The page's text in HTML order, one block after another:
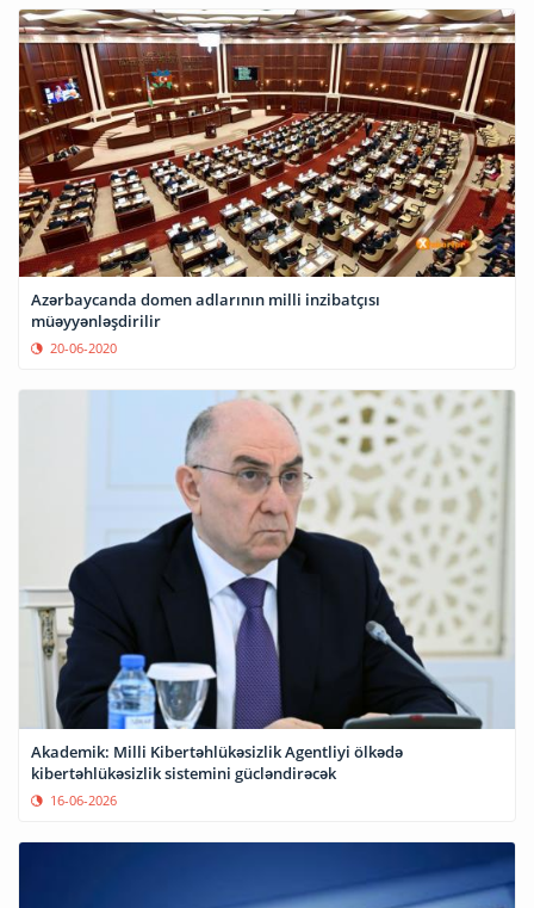
Azərbaycanda domen adlarının milli inzibatçısı
müəyyənləşdirilir
20-06-2020
Akademik: Milli Kibertəhlükəsizlik Agentliyi ölkədə
kibertəhlükəsizlik sistemini gücləndirəcək
16-06-2026